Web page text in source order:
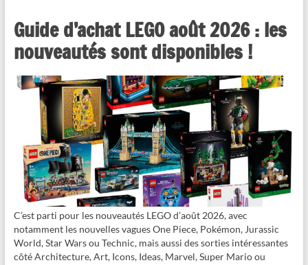
Guide d’achat LEGO août 2026 : les
nouveautés sont disponibles !
C’est parti pour les nouveautés LEGO d’août 2026, avec
notamment les nouvelles vagues One Piece, Pokémon, Jurassic
World, Star Wars ou Technic, mais aussi des sorties intéressantes
côté Architecture, Art, Icons, Ideas, Marvel, Super Mario ou